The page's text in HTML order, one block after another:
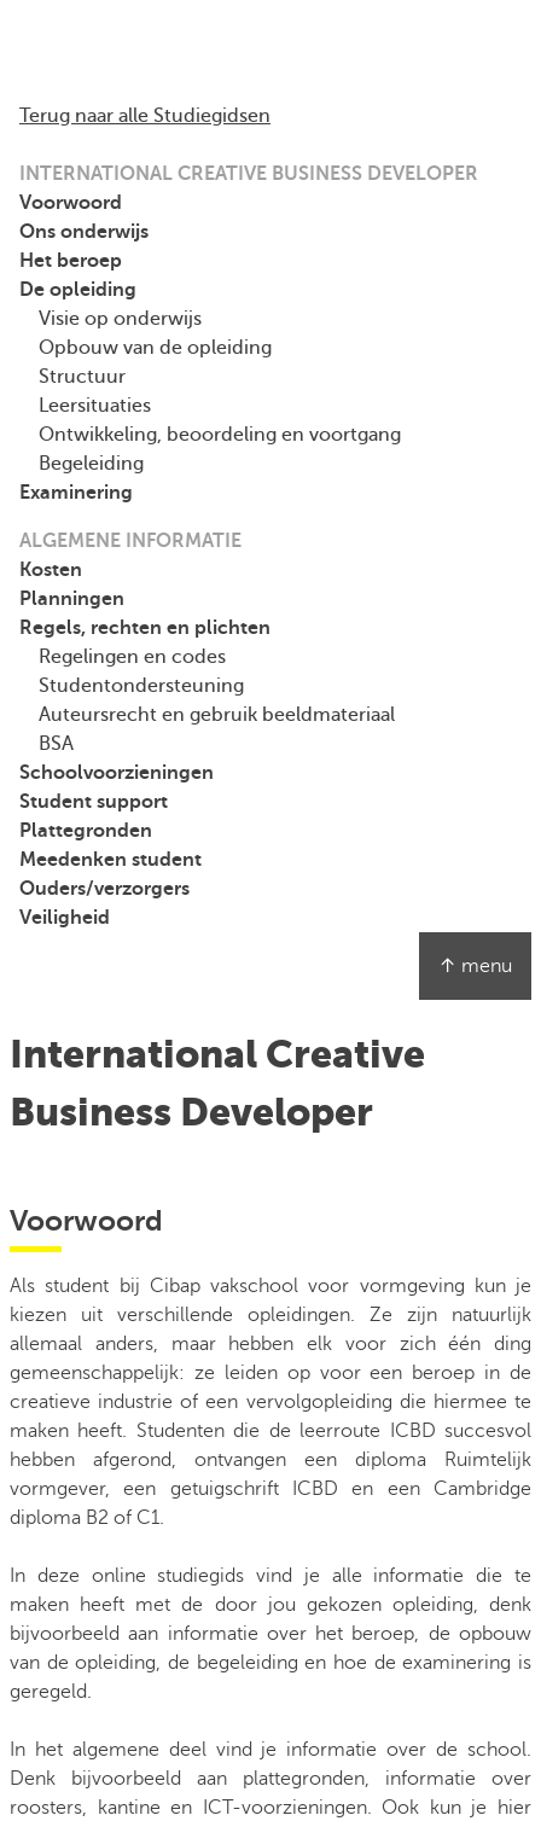
Terug naar alle Studiegidsen
INTERNATIONAL CREATIVE BUSINESS DEVELOPER
Voorwoord
Ons onderwijs
Het beroep
De opleiding
Visie op onderwijs
Opbouw van de opleiding
Structuur
Leersituaties
Ontwikkeling, beoordeling en voortgang
Begeleiding
Examinering
ALGEMENE INFORMATIE
Kosten
Planningen
Regels, rechten en plichten
Regelingen en codes
Studentondersteuning
Auteursrecht en gebruik beeldmateriaal
BSA
Schoolvoorzieningen
Student support
Plattegronden
Meedenken student
Ouders/verzorgers
Veiligheid
↑ menu
International Creative
Business Developer
Voorwoord
Als student bij Cibap vakschool voor vormgeving kun je
kiezen uit verschillende opleidingen. Ze zijn natuurlijk
allemaal anders, maar hebben elk voor zich één ding
gemeenschappelijk: ze leiden op voor een beroep in de
creatieve industrie of een vervolgopleiding die hiermee te
maken heeft. Studenten die de leerroute ICBD succesvol
hebben afgerond, ontvangen een diploma Ruimtelijk
vormgever, een getuigschrift ICBD en een Cambridge
diploma B2 of C1.
In deze online studiegids vind je alle informatie die te
maken heeft met de door jou gekozen opleiding, denk
bijvoorbeeld aan informatie over het beroep, de opbouw
van de opleiding, de begeleiding en hoe de examinering is
geregeld.
In het algemene deel vind je informatie over de school.
Denk bijvoorbeeld aan plattegronden, informatie over
roosters, kantine en ICT-voorzieningen. Ook kun je hier